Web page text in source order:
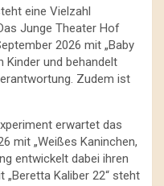
eine Vielzahl
Junge Theater Hof
2026 mit „Baby
Kinder und behandelt
Zudem ist
erwartet das
mit „Weißes Kaninchen,
entwickelt dabei ihren
„Beretta Kaliber 22“ steht